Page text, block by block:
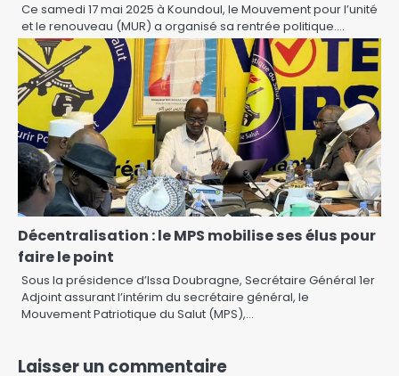
Ce samedi 17 mai 2025 à Koundoul, le Mouvement pour l’unité
et le renouveau (MUR) a organisé sa rentrée politique.…
Décentralisation : le MPS mobilise ses élus pour
faire le point
Sous la présidence d’Issa Doubragne, Secrétaire Général 1er
Adjoint assurant l’intérim du secrétaire général, le
Mouvement Patriotique du Salut (MPS),…
Laisser un commentaire